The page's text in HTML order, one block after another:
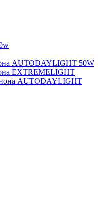
AUTODAYLIGHT 50W
EXTREMELIGHT
AUTODAYLIGHT